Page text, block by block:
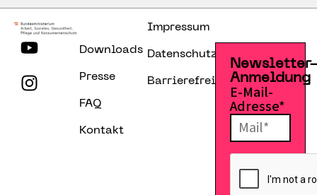
Downloads
Presse
FAQ
Kontakt
Impressum
Datenschutzerklärung
Barrierefreiheitserklärung
Anmeldung
E-Mail-
Adresse*